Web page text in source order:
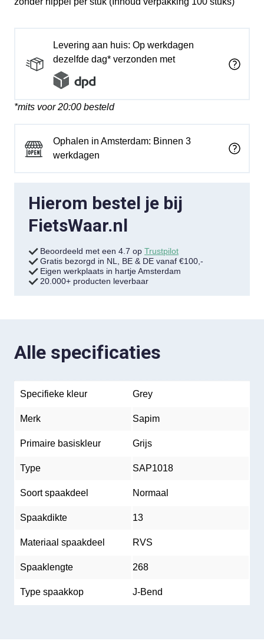
aantal
Levering aan huis: Op werkdagen
dezelfde dag* verzonden met
*mits voor 20:00 besteld
Ophalen in Amsterdam: Binnen 3
werkdagen
Hierom bestel je bij
FietsWaar.nl
Beoordeeld met een 4.7 op Trustpilot
Gratis bezorgd in NL, BE & DE vanaf €100,-
Eigen werkplaats in hartje Amsterdam
20.000+ producten leverbaar
Alle specificaties
Specifieke kleur Grey
Merk Sapim
Primaire basiskleur Grijs
Type SAP1018
Soort spaakdeel Normaal
Spaakdikte 13
Materiaal spaakdeel RVS
Spaaklengte 268
Type spaakkop J-Bend